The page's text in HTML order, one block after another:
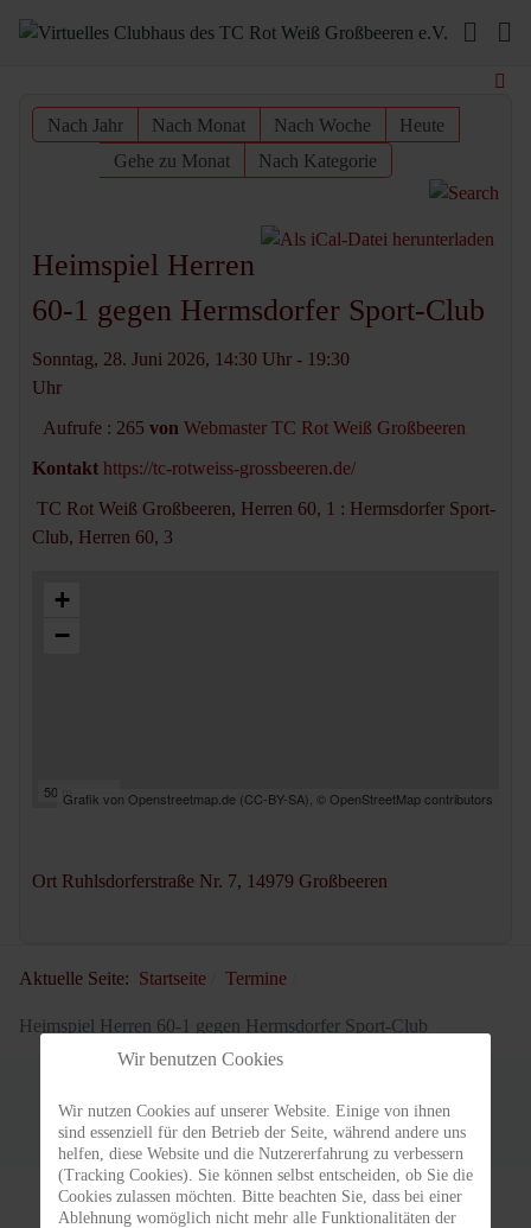
Nach Jahr Nach Monat Nach Woche
Heute
Gehe zu Monat
Nach Kategorie
Heimspiel Herren
60-1 gegen Hermsdorfer Sport-Club
Sonntag, 28. Juni 2026, 14:30 Uhr - 19:30
Uhr
Aufrufe: 265 von Webmaster TC Rot Weiß Großbeeren
Kontakt https://tc-rotweiss-grossbeeren.de/
TC Rot Weiß Großbeeren, Herren 60, 1 : Hermsdorfer Sport-
Club, Herren 60, 3
+
−
50 mGrafik von Openstreetmap.de (CC-BY-SA), © OpenStreetMap contributors
Ort Ruhlsdorferstraße Nr. 7, 14979 Großbeeren
Aktuelle Seite: Startseite Termine
Heimspiel Herren 60-1 gegen Hermsdorfer Sport-Club
Wir benutzen Cookies
Wir nutzen Cookies auf unserer Website. Einige von ihnen
sind essenziell für den Betrieb der Seite, während andere uns
helfen, diese Website und die Nutzererfahrung zu verbessern
(Tracking Cookies). Sie können selbst entscheiden, ob Sie die
Cookies zulassen möchten. Bitte beachten Sie, dass bei einer
Ablehnung womöglich nicht mehr alle Funktionalitäten der